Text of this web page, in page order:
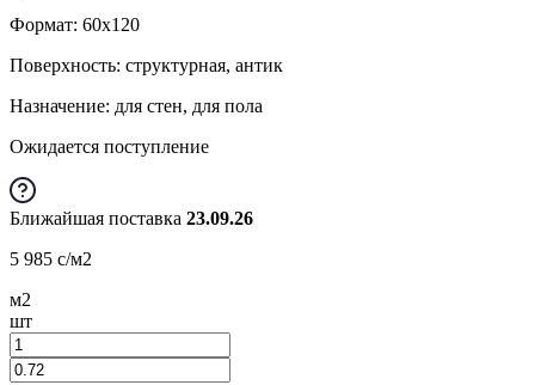
Формат: 60x120
Поверхность: структурная, антик
Назначение: для стен, для пола
Ожидается поступление
Ближайшая поставка 23.09.26
5 985 c/м2
м2
шт